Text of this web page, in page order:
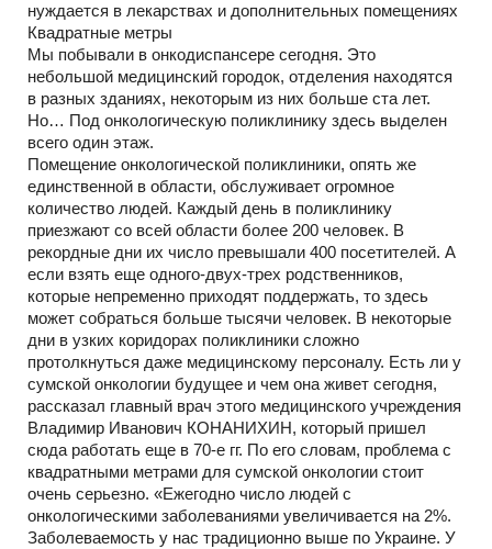
нуждается в лекарствах и дополнительных помещениях
Квадратные метры
Мы побывали в онкодиспансере сегодня. Это
небольшой медицинский городок, отделения находятся
в разных зданиях, некоторым из них больше ста лет.
Но… Под онкологическую поликлинику здесь выделен
всего один этаж.
Помещение онкологической поликлиники, опять же
единственной в области, обслуживает огромное
количество людей. Каждый день в поликлинику
приезжают со всей области более 200 человек. В
рекордные дни их число превышали 400 посетителей. А
если взять еще одного-двух-трех родственников,
которые непременно приходят поддержать, то здесь
может собраться больше тысячи человек. В некоторые
дни в узких коридорах поликлиники сложно
протолкнуться даже медицинскому персоналу. Есть ли у
сумской онкологии будущее и чем она живет сегодня,
рассказал главный врач этого медицинского учреждения
Владимир Иванович КОНАНИХИН, который пришел
сюда работать еще в 70-е гг. По его словам, проблема с
квадратными метрами для сумской онкологии стоит
очень серьезно. «Ежегодно число людей с
онкологическими заболеваниями увеличивается на 2%.
Заболеваемость у нас традиционно выше по Украине. У